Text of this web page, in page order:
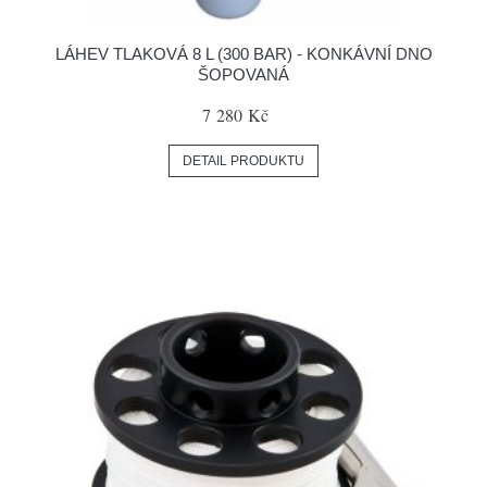
LÁHEV TLAKOVÁ 8 L (300 BAR) - KONKÁVNÍ DNO
ŠOPOVANÁ
7 280 Kč
DETAIL PRODUKTU